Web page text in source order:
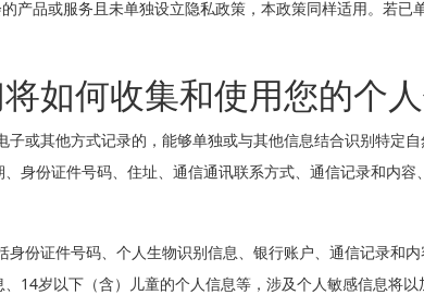
产品或服务且未单独设立隐私政策，本政策同样适用。若已
如何收集和使用您的个
或其他方式记录的，能够单独或与其他信息结合识别特定
、身份证件号码、住址、通信通讯联系方式、通信记录和内容
份证件号码、个人生物识别信息、银行账户、通信记录和内容
14岁以下（含）儿童的个人信息等，涉及个人敏感信息将以